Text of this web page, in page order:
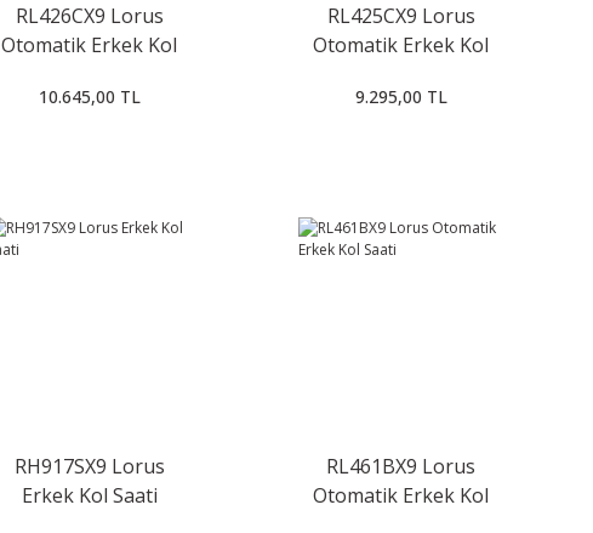
RL426CX9 Lorus
Otomatik Erkek Kol
10.645,00 TL
RL425CX9 Lorus
Otomatik Erkek Kol
9.295,00 TL
RH917SX9 Lorus
Erkek Kol Saati
RL461BX9 Lorus
Otomatik Erkek Kol